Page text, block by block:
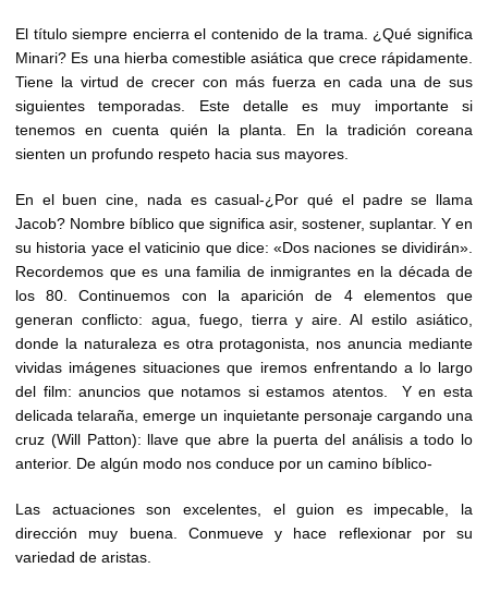
El título siempre encierra el contenido de la trama. ¿Qué significa
Minari? Es una hierba comestible asiática que crece rápidamente.
Tiene la virtud de crecer con más fuerza en cada una de sus
siguientes temporadas. Este detalle es muy importante si
tenemos en cuenta quién la planta. En la tradición coreana
sienten un profundo respeto hacia sus mayores.
En el buen cine, nada es casual-¿Por qué el padre se llama
Jacob? Nombre bíblico que significa asir, sostener, suplantar. Y en
su historia yace el vaticinio que dice: «Dos naciones se dividirán».
Recordemos que es una familia de inmigrantes en la década de
los 80. Continuemos con la aparición de 4 elementos que
generan conflicto: agua, fuego, tierra y aire. Al estilo asiático,
donde la naturaleza es otra protagonista, nos anuncia mediante
vividas imágenes situaciones que iremos enfrentando a lo largo
del film: anuncios que notamos si estamos atentos. Y en esta
delicada telaraña, emerge un inquietante personaje cargando una
cruz (Will Patton): llave que abre la puerta del análisis a todo lo
anterior. De algún modo nos conduce por un camino bíblico-
Las actuaciones son excelentes, el guion es impecable, la
dirección muy buena. Conmueve y hace reflexionar por su
variedad de aristas.